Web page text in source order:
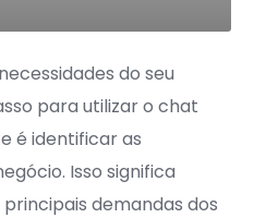
do seu
para utilizar o chat
é identificar as
Isso significa
demandas dos